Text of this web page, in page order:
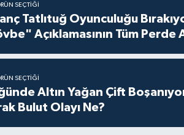
SEÇTIĞI
Tatlıtuğ Oyunculuğu
Açıklamasının Tüm Perde
SEÇTIĞI
Altın Yağan Çift
Bulut Olayı Ne?